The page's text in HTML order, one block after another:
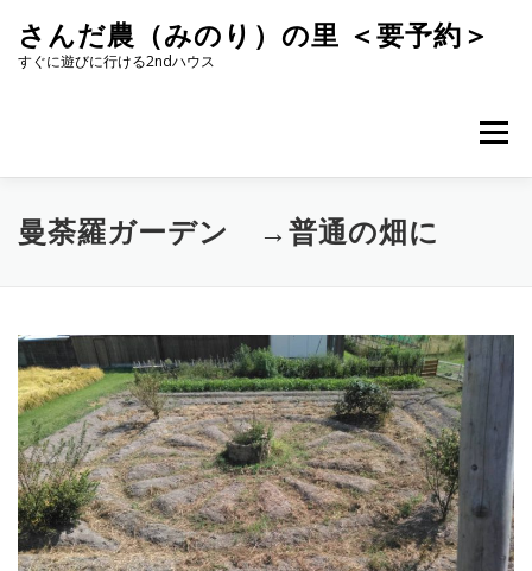
キ
さんだ農（みのり）の里 ＜要予約＞
すぐに遊びに行ける2ndハウス
メニュー
曼荼羅ガーデン →普通の畑に